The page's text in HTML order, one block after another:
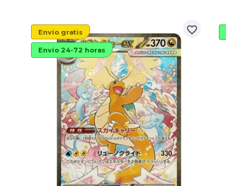
favorite_border
Envío gratis
Envío 24-72 horas